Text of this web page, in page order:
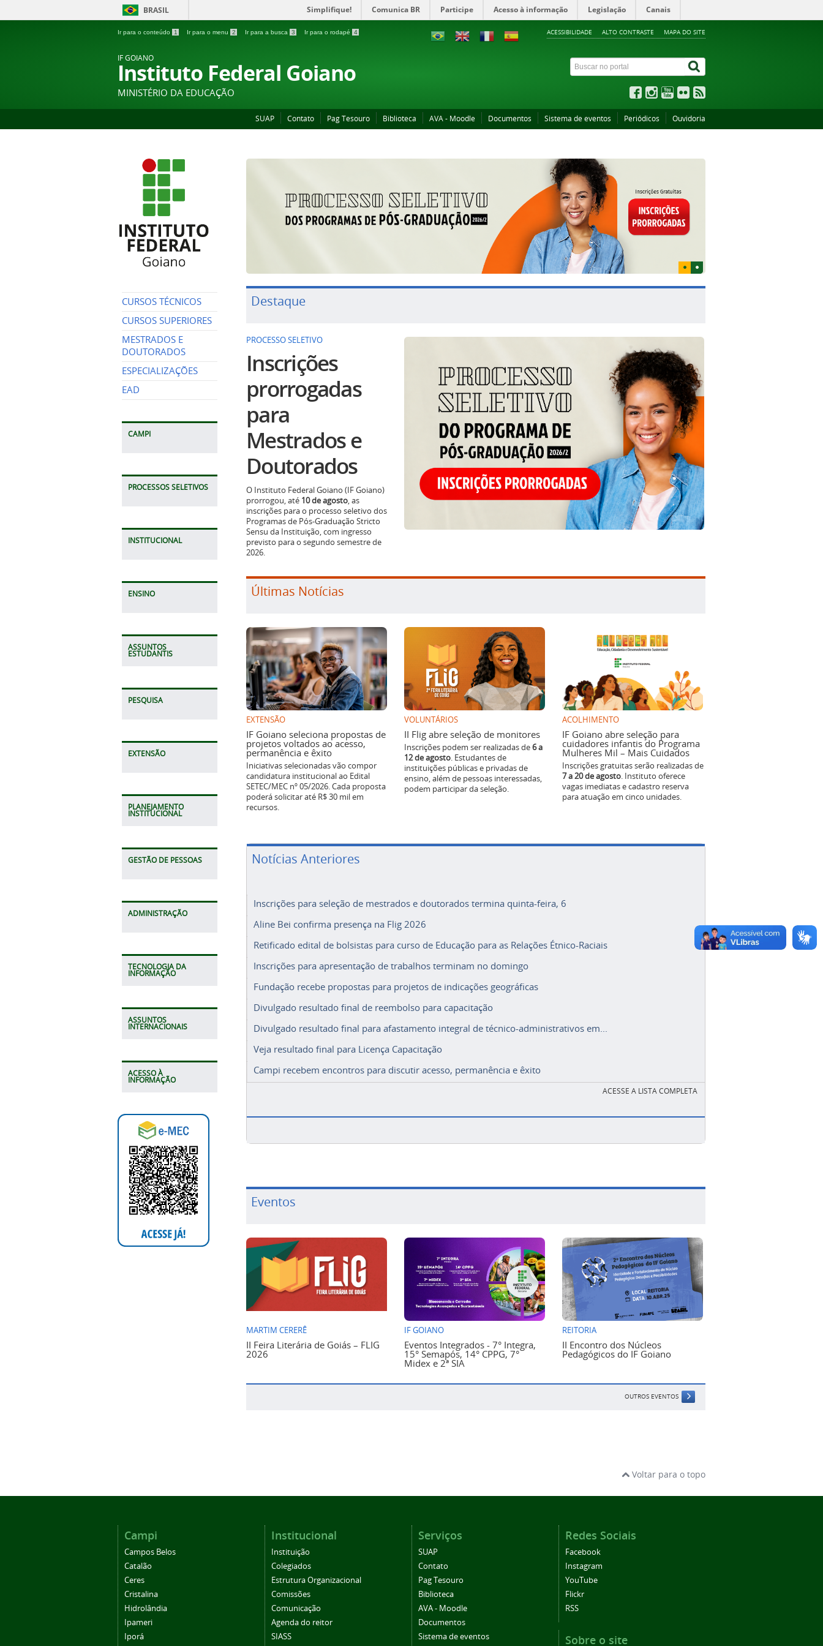
BRASIL Simplifique! Comunica BR Participe Acesso à informação Legislação Canais
Ir para o conteúdo 1 Ir para o menu 2 Ir para a busca 3 Ir para o rodapé 4 ACESSIBILIDADE ALTO CONTRASTE MAPA DO SITE
IF GOIANO
Instituto Federal Goiano
MINISTÉRIO DA EDUCAÇÃO
SUAP Contato Pag Tesouro Biblioteca AVA - Moodle Documentos Sistema de eventos Periódicos Ouvidoria
CURSOS TÉCNICOS
CURSOS SUPERIORES
MESTRADOS E
DOUTORADOS
ESPECIALIZAÇÕES
EAD
CAMPI
PROCESSOS SELETIVOS
INSTITUCIONAL
ENSINO
ASSUNTOS
ESTUDANTIS
PESQUISA
EXTENSÃO
PLANEJAMENTO
INSTITUCIONAL
GESTÃO DE PESSOAS
ADMINISTRAÇÃO
TECNOLOGIA DA
INFORMAÇÃO
ASSUNTOS
INTERNACIONAIS
ACESSO À
INFORMAÇÃO
Destaque
PROCESSO SELETIVO
Inscrições
prorrogadas
para
Mestrados e
Doutorados
O Instituto Federal Goiano (IF Goiano)
prorrogou, até 10 de agosto, as
inscrições para o processo seletivo dos
Programas de Pós-Graduação Stricto
Sensu da Instituição, com ingresso
previsto para o segundo semestre de
2026.
Últimas Notícias
EXTENSÃO
IF Goiano seleciona propostas de
projetos voltados ao acesso,
permanência e êxito
Iniciativas selecionadas vão compor
candidatura institucional ao Edital
SETEC/MEC nº 05/2026. Cada proposta
poderá solicitar até R$ 30 mil em
recursos.
VOLUNTÁRIOS
II Flig abre seleção de monitores
Inscrições podem ser realizadas de6 a
12 de agosto. Estudantes de
instituições públicas e privadas de
ensino, além de pessoas interessadas,
podem participar da seleção.
ACOLHIMENTO
IF Goiano abre seleção para
cuidadores infantis do Programa
Mulheres Mil – Mais Cuidados
Inscrições gratuitas serão realizadas de
7 a 20 de agosto. Instituto oferece
vagas imediatas e cadastro reserva
para atuação em cinco unidades.
Notícias Anteriores
Inscrições para seleção de mestrados e doutorados termina quinta-feira, 6
Aline Bei confirma presença na Flig 2026
Retificado edital de bolsistas para curso de Educação para as Relações Étnico-Raciais
Inscrições para apresentação de trabalhos terminam no domingo
Fundação recebe propostas para projetos de indicações geográficas
Divulgado resultado final de reembolso para capacitação
Divulgado resultado final para afastamento integral de técnico-administrativos em...
Veja resultado final para Licença Capacitação
Campi recebem encontros para discutir acesso, permanência e êxito
ACESSE A LISTA COMPLETA
Eventos
MARTIM CERERÊ
II Feira Literária de Goiás – FLIG
2026
IF GOIANO
Eventos Integrados - 7° Integra,
15° Semapós, 14° CPPG, 7°
Midex e 2ª SIA
REITORIA
II Encontro dos Núcleos
Pedagógicos do IF Goiano
OUTROS EVENTOS
Voltar para o topo
Campi
Campos Belos
Catalão
Ceres
Cristalina
Hidrolândia
Ipameri
Iporá
Institucional
Instituição
Colegiados
Estrutura Organizacional
Comissões
Comunicação
Agenda do reitor
SIASS
Serviços
SUAP
Contato
Pag Tesouro
Biblioteca
AVA - Moodle
Documentos
Sistema de eventos
Redes Sociais
Facebook
Instagram
YouTube
Flickr
RSS
Sobre o site